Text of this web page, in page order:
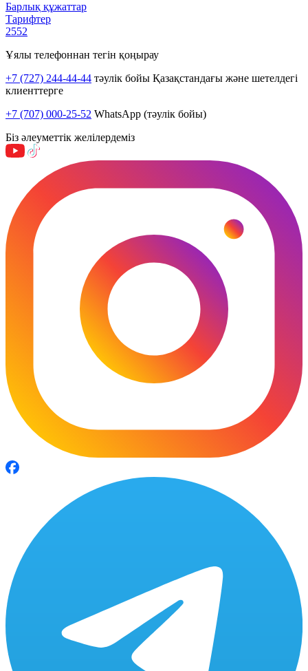
Барлық құжаттар
Тарифтер
2552
Ұялы телефоннан тегін қоңырау
+7 (727) 244-44-44 тәулік бойы Қазақстандағы және шетелдегі
клиенттерге
+7 (707) 000-25-52 WhatsApp (тәулік бойы)
Біз әлеуметтік желілердеміз